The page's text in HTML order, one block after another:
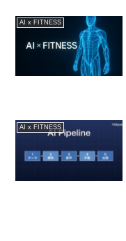
AI x FITNESS
AI x FITNESS